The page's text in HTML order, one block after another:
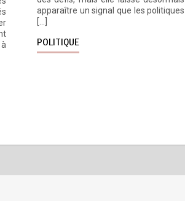
apparaître un signal que les politiques
POLITIQUE